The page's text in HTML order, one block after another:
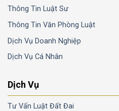
Thông Tin Luật Sư
Thông Tin Văn Phòng Luật
Dịch Vụ Doanh Nghiệp
Dịch Vụ Cá Nhân
Dịch Vụ
Tư Vấn Luật Đất Đai